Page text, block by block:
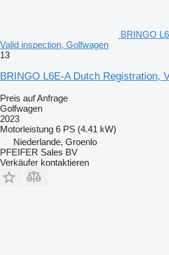
BRINGO
Valid inspection, Golfwagen
13
BRINGO L6E-A Dutch Registration,
Preis auf Anfrage
Golfwagen
2023
Motorleistung 6 PS (4.41 kW)
Niederlande, Groenlo
PFEIFER Sales BV
Verkäufer kontaktieren